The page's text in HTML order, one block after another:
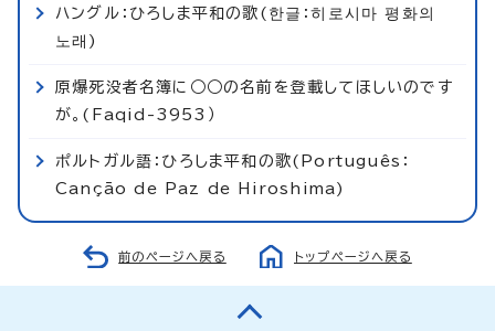
ハングル：ひろしま平和の歌(한글：히로시마 평화의
노래)
原爆死没者名簿に○○の名前を登載してほしいのです
が。(Faqid-3953）
ポルトガル語：ひろしま平和の歌(Português：
Canção de Paz de Hiroshima)
前のページへ戻る トップページへ戻る